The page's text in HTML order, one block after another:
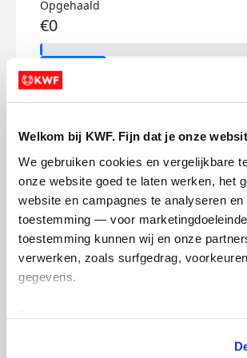
Welkom bij KWF. Fijn dat je onze
We gebruiken cookies en vergelijkbare
onze website goed te laten werken, het
website en campagnes te analyseren
toestemming — voor
toestemming kunnen wij en onze
verwerken, zoals surfgedrag,
gegevens.
tonen. Je kunt je toestemming op elk
Opgehaald
€0
Doneer